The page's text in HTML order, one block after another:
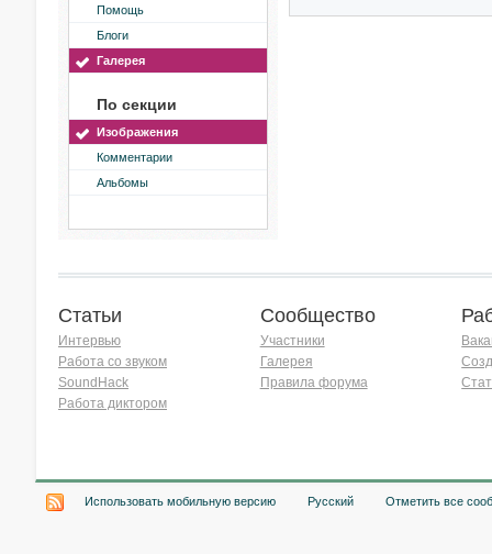
Помощь
Блоги
Галерея
По секции
Изображения
Комментарии
Альбомы
Статьи
Интервью
Работа со звуком
SoundHack
Работа диктором
Сообщество
Участники
Галерея
Правила форума
Использовать мобильную версию Русский Отметить все